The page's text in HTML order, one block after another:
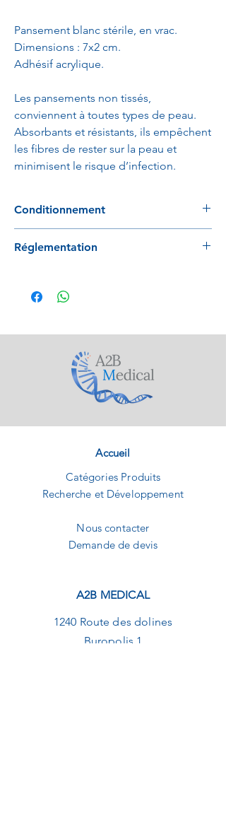
Pansement blanc stérile, en vrac.
Dimensions : 7x2 cm.
Adhésif acrylique.
Les pansements non tissés,
conviennent à toutes types de peau.
Absorbants et résistants, ils empêchent
les fibres de rester sur la peau et
minimisent le risque d’infection.
Conditionnement
Réglementation
Accueil
Catégories Produits
Recherche et Développement
Nous contacter
Demande de devis
A2B MEDICAL
1240 Route des dolines
Buropolis 1